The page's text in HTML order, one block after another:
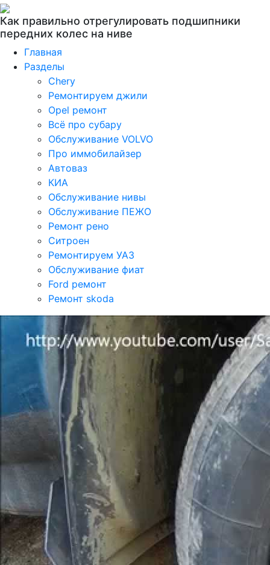
Как правильно отрегулировать подшипники
передних колес на ниве
Главная
Разделы
Chery
Ремонтируем джили
Opel ремонт
Всё про субару
Обслуживание VOLVO
Про иммобилайзер
Автоваз
КИА
Обслуживание нивы
Обслуживание ПЕЖО
Ремонт рено
Ситроен
Ремонтируем УАЗ
Обслуживание фиат
Ford ремонт
Ремонт skoda